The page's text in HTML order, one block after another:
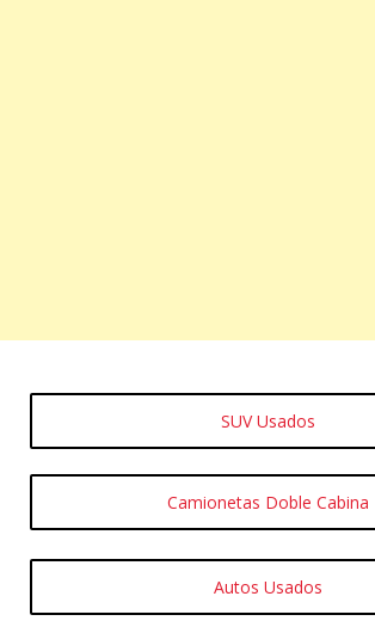
SUV Usados
Camionetas Doble Cabina
Autos Usados